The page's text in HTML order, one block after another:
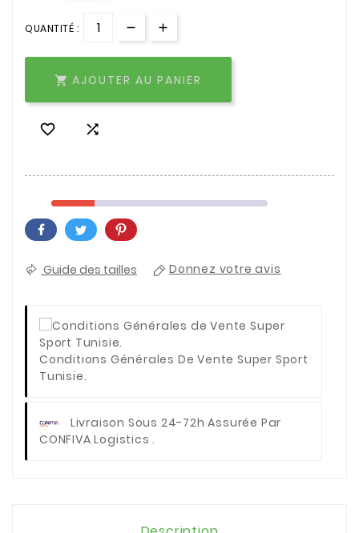
QUANTITÉ :
 AJOUTER AU PANIER
 
Guide des tailles Donnez votre avis
Conditions Générales De Vente Super Sport
Tunisie.
Livraison Sous 24-72h Assurée Par
CONFIVA Logistics .